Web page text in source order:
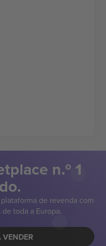
n.º 1
de revenda com
toda a Europa.